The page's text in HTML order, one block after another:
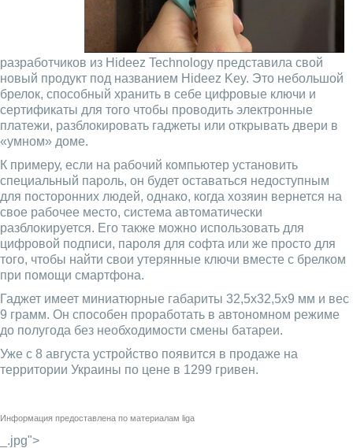
разработчиков из Hideez Technology представила свой
новый продукт под названием Hideez Key. Это небольшой
брелок, способный хранить в себе цифровые ключи и
сертификаты для того чтобы проводить электронные
платежи, разблокировать гаджеты или открывать двери в
«умном» доме.
К примеру, если на рабочий компьютер установить
специальный пароль, он будет оставаться недоступным
для посторонних людей, однако, когда хозяин вернется на
свое рабочее место, система автоматически
разблокируется. Его также можно использовать для
цифровой подписи, пароля для софта или же просто для
того, чтобы найти свои утерянные ключи вместе с брелком
при помощи смартфона.
Гаджет имеет миниатюрные габариты 32,5x32,5x9 мм и вес
9 грамм. Он способен проработать в автономном режиме
до полугода без необходимости смены батареи.
Уже с 8 августа устройство появится в продаже на
территории Украины по цене в 1299 гривен.
Информация предоставлена по материалам liga
_.jpg">